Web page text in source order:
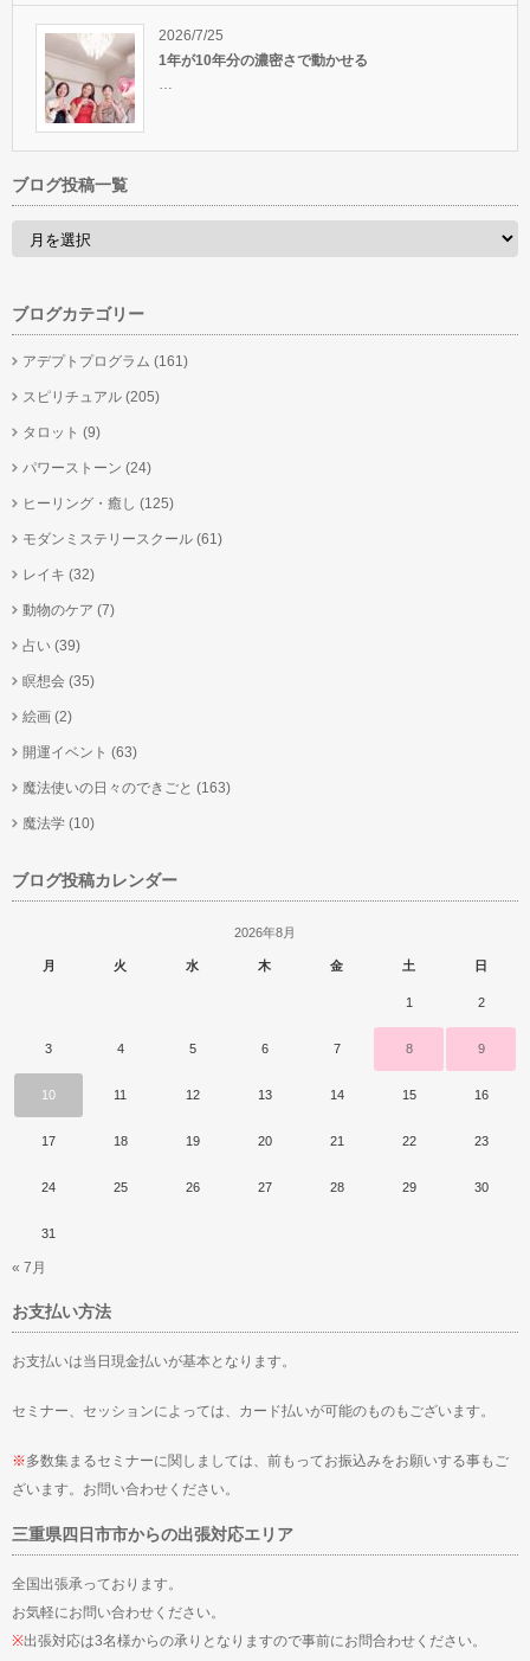
2026/7/25
1年が10年分の濃密さで動かせる
ブログ投稿一覧
ブログカテゴリー
アデプトプログラム (161)
スピリチュアル (205)
タロット (9)
パワーストーン (24)
ヒーリング・癒し (125)
モダンミステリースクール (61)
レイキ (32)
動物のケア (7)
占い (39)
瞑想会 (35)
絵画 (2)
開運イベント (63)
魔法使いの日々のできごと (163)
魔法学 (10)
ブログ投稿カレンダー
2026年8月
月 火 水 木 金 土 日
1 2
3 4 5 6 7 8 9
10 11 12 13 14 15 16
17 18 19 20 21 22 23
24 25 26 27 28 29 30
31
« 7月
お支払い方法
お支払いは当日現金払いが基本となります。
セミナー、セッションによっては、カード払いが可能のものもございます。
※多数集まるセミナーに関しましては、前もってお振込みをお願いする事もご
ざいます。お問い合わせください。
三重県四日市市からの出張対応エリア
全国出張承っております。
お気軽にお問い合わせください。
※出張対応は3名様からの承りとなりますので事前にお問合わせください。